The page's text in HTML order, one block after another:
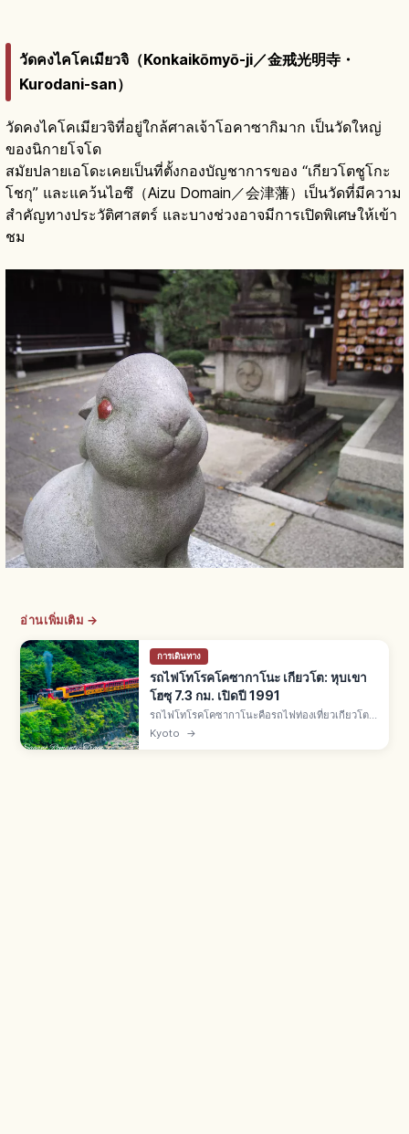
วัดคงไคโคเมียวจิ（Konkaikōmyō-ji／金戒光明寺・
Kurodani-san）
วัดคงไคโคเมียวจิที่อยู่ใกล้ศาลเจ้าโอคาซากิมาก เป็นวัดใหญ่
ของนิกายโจโด
สมัยปลายเอโดะเคยเป็นที่ตั้งกองบัญชาการของ “เกียวโตชูโกะ
โชกุ” และแคว้นไอซึ（Aizu Domain／会津藩）เป็นวัดที่มีความ
สำคัญทางประวัติศาสตร์ และบางช่วงอาจมีการเปิดพิเศษให้เข้า
ชม
อ่านเพิ่มเติม →
การเดินทาง
รถไฟโทโรคโคซากาโนะ เกียวโต: หุบเขา
โฮซุ 7.3 กม. เปิดปี 1991
รถไฟโทโรคโคซากาโนะคือรถไฟท่องเที่ยวเกียวโต
โทโรคโคซากะ-โทโรคโคคาเมโอกะ 7.3 กม. เปิดปี
1991 ใช้รางเก่า JR สายซันอิน มี 5 ตู้ โดยตู้ที่ 5 เปิด
Kyoto →